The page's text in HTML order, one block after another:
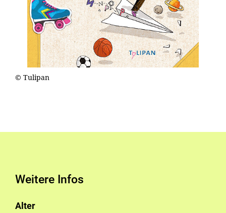
© Tulipan
Weitere Infos
Alter